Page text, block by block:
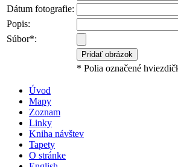
Dátum fotografie:
Popis:
Súbor*:
* Polia označené
Úvod
Mapy
Zoznam
Linky
Kniha návštev
Tapety
O stránke